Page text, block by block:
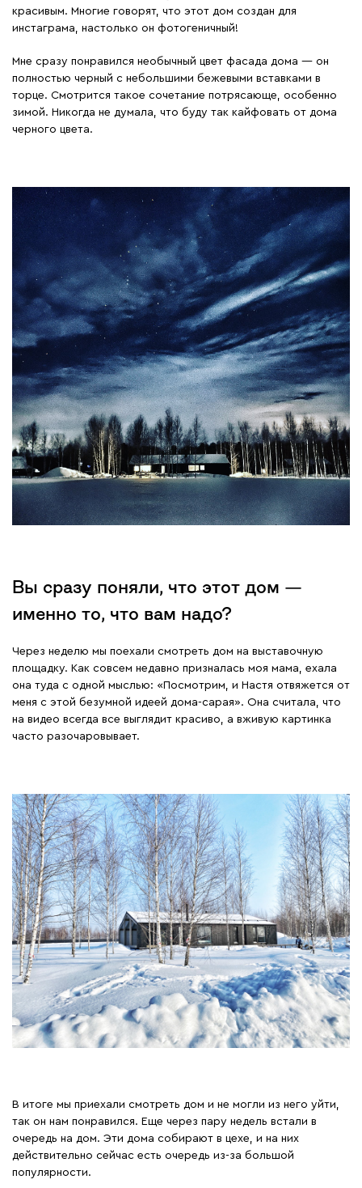
красивым. Многие говорят, что этот дом создан для
инстаграма, настолько он фотогеничный!
Мне сразу понравился необычный цвет фасада дома — он
полностью черный с небольшими бежевыми вставками в
торце. Смотрится такое сочетание потрясающе, особенно
зимой. Никогда не думала, что буду так кайфовать от дома
черного цвета.
Вы сразу поняли, что этот дом —
именно то, что вам надо?
Через неделю мы поехали смотреть дом на выставочную
площадку. Как совсем недавно призналась моя мама, ехала
она туда с одной мыслью: «Посмотрим, и Настя отвяжется от
меня с этой безумной идеей дома-сарая». Она считала, что
на видео всегда все выглядит красиво, а вживую картинка
часто разочаровывает.
В итоге мы приехали смотреть дом и не могли из него уйти,
так он нам понравился. Еще через пару недель встали в
очередь на дом. Эти дома собирают в цехе, и на них
действительно сейчас есть очередь из-за большой
популярности.